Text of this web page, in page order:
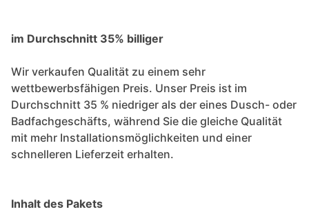
im Durchschnitt 35% billiger
Wir verkaufen Qualität zu einem sehr
wettbewerbsfähigen Preis. Unser Preis ist im
Durchschnitt 35 % niedriger als der eines Dusch- oder
Badfachgeschäfts, während Sie die gleiche Qualität
mit mehr Installationsmöglichkeiten und einer
schnelleren Lieferzeit erhalten.
Inhalt des Pakets